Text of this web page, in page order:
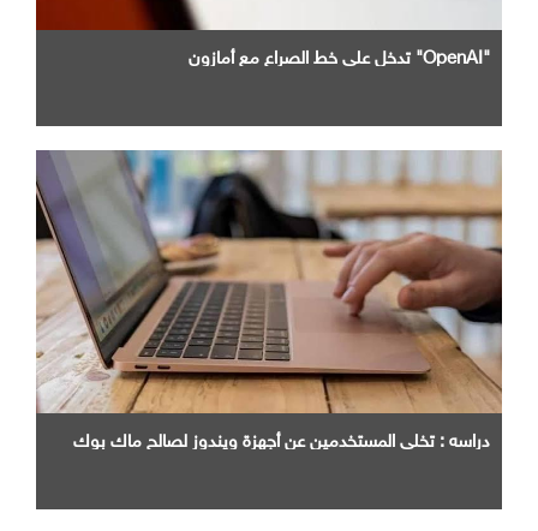
"OpenAI" تدخل علي خط الصراع مع أمازون
دراسه : تخلي المستخدمين عن أجهزة ويندوز لصالح ماك بوك